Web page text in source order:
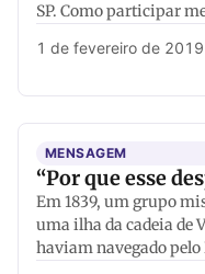
SP. Como participar
1 de fevereiro de 2019
MENSAGEM
“Por que esse
Em 1839, um grupo
uma ilha da cadeia de
haviam navegado